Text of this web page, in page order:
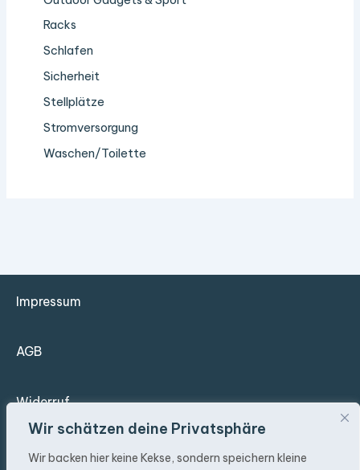
Wir schätzen deine Privatsphäre
Wir backen hier keine Kekse, sondern speichern kleine
Racks
Schlafen
Sicherheit
Stellplätze
Stromversorgung
Waschen/Toilette
Impressum
AGB
Widerruf
Datenschutz